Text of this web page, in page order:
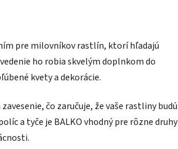
pre milovníkov rastlín, ktorí hľadajú
ho robia skvelým doplnkom do
kvety a dekorácie.
čo zaručuje, že vaše rastliny budú
a tyče je BALKO vhodný pre rôzne druhy